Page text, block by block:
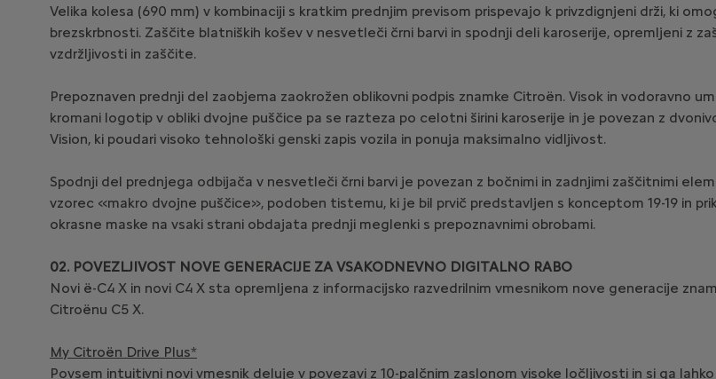
Velika kolesa (690 mm) v kombinaciji s kratkim prednjim previsom prispevajo k privzdignjeni drži, ki
brezskrbnosti. Zaščite blatniških košev v nesvetleči črni barvi in spodnji deli karoserije, opremljeni z
vzdržljivosti in zaščite.
Prepoznaven prednji del zaobjema zaokrožen oblikovni podpis znamke Citroën. Visok in vodoravno
kromani logotip v obliki dvojne puščice pa se razteza po celotni širini karoserije in je povezan z
Vision, ki poudari visoko tehnološki genski zapis vozila in ponuja maksimalno vidljivost.
Spodnji del prednjega odbijača v nesvetleči črni barvi je povezan z bočnimi in zadnjimi zaščitnimi
vzorec «makro dvojne puščice», podoben tistemu, ki je bil prvič predstavljen s konceptom 19-19 in
okrasne maske na vsaki strani obdajata prednji meglenki s prepoznavnimi obrobami.
02. POVEZLJIVOST NOVE GENERACIJE ZA VSAKODNEVNO DIGITALNO RABO
Novi ë-C4 X in novi C4 X sta opremljena z informacijsko razvedrilnim vmesnikom nove generacije
Citroënu C5 X.
My Citroën Drive Plus*
Povsem intuitivni novi vmesnik deluje v povezavi z 10-palčnim zaslonom visoke ločljivosti in si ga